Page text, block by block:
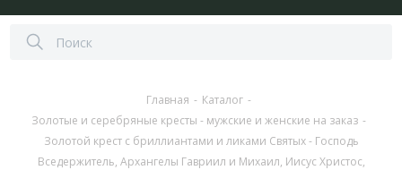
Главная - Каталог -
Золотые и серебряные кресты - мужские и женские на заказ -
Золотой крест с бриллиантами и ликами Святых - Господь
Вседержитель, Архангелы Гавриил и Михаил, Иисус Христос,